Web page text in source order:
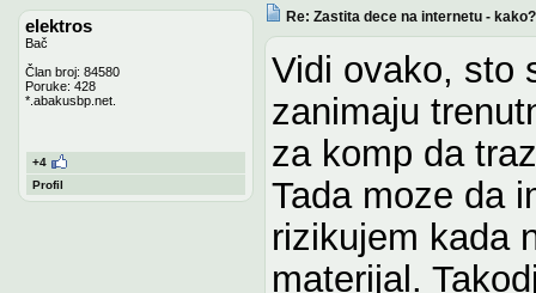
elektros
Bač
Član broj: 84580
Poruke: 428
*.abakusbp.net.
+4
Profil
Re: Zastita dece na internetu - kako?
Vidi ovako, sto
zanimaju
za komp da
Tada moze da
rizikujem kada
materijal.